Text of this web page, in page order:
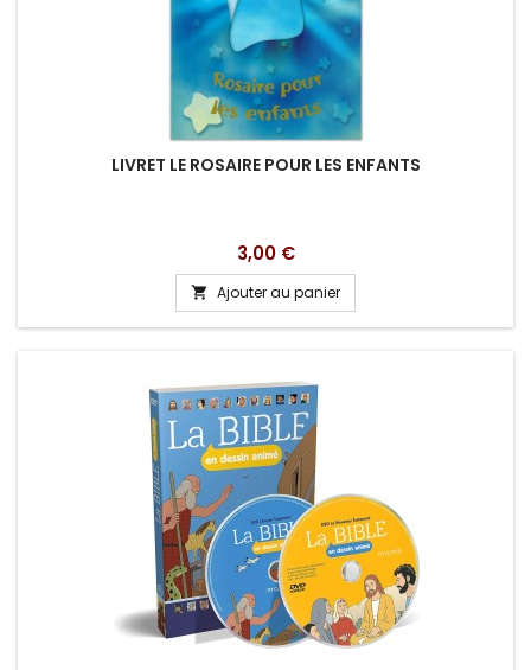
LIVRET LE ROSAIRE POUR LES ENFANTS
Prix
3,00 €
 Ajouter au panier